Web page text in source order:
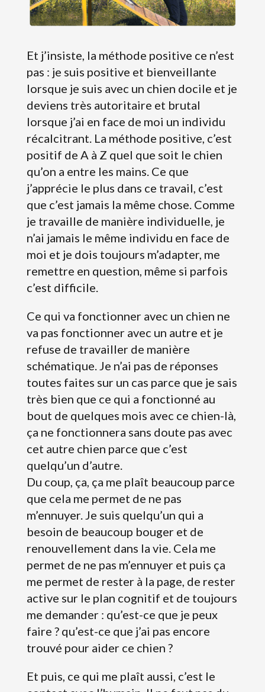
Et j’insiste, la méthode positive ce n’est
pas : je suis positive et bienveillante
lorsque je suis avec un chien docile et je
deviens très autoritaire et brutal
lorsque j’ai en face de moi un individu
récalcitrant. La méthode positive, c’est
positif de A à Z quel que soit le chien
qu’on a entre les mains. Ce que
j’apprécie le plus dans ce travail, c’est
que c’est jamais la même chose. Comme
je travaille de manière individuelle, je
n’ai jamais le même individu en face de
moi et je dois toujours m’adapter, me
remettre en question, même si parfois
c’est difficile.
Ce qui va fonctionner avec un chien ne
va pas fonctionner avec un autre et je
refuse de travailler de manière
schématique. Je n’ai pas de réponses
toutes faites sur un cas parce que je sais
très bien que ce qui a fonctionné au
bout de quelques mois avec ce chien-là,
ça ne fonctionnera sans doute pas avec
cet autre chien parce que c’est
quelqu’un d’autre.
Du coup, ça, ça me plaît beaucoup parce
que cela me permet de ne pas
m’ennuyer. Je suis quelqu’un qui a
besoin de beaucoup bouger et de
renouvellement dans la vie. Cela me
permet de ne pas m’ennuyer et puis ça
me permet de rester à la page, de rester
active sur le plan cognitif et de toujours
me demander : qu’est-ce que je peux
faire ? qu’est-ce que j’ai pas encore
trouvé pour aider ce chien ?
Et puis, ce qui me plaît aussi, c’est le